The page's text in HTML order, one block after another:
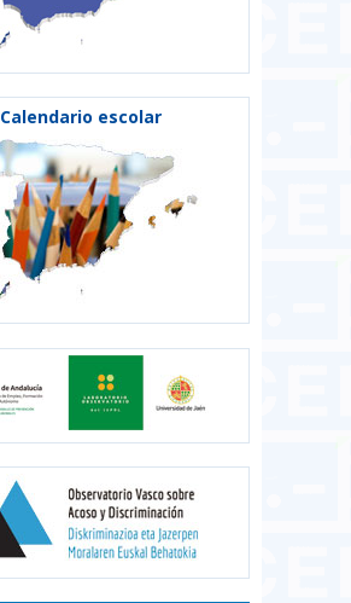
Calendario escolar